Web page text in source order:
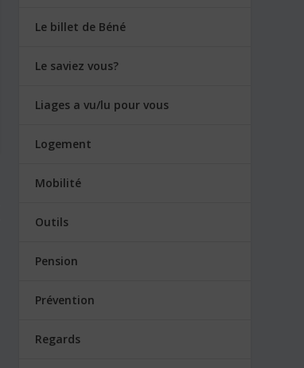
Le billet de Béné
Le saviez vous?
Liages a vu/lu pour vous
Logement
Mobilité
Outils
Pension
Prévention
Regards